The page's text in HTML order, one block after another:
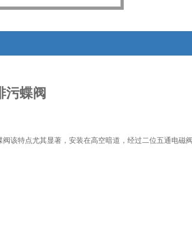
污蝶阀
该特点尤其显著，安装在高空暗道，经过二位五通电磁